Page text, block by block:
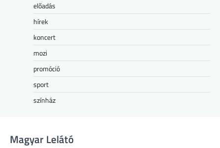
előadás
hírek
koncert
mozi
promóció
sport
színház
Magyar Lelátó